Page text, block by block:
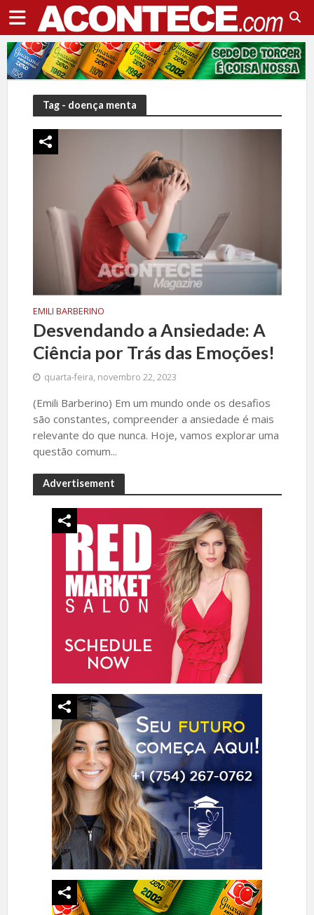
Tag - doença menta
EMILI BARBERINO
Desvendando a Ansiedade: A
Ciência por Trás das Emoções!
quarta-feira, novembro 22, 2023
(Emili Barberino) Em um mundo onde os desafios
são constantes, compreender a ansiedade é mais
relevante do que nunca. Hoje, vamos explorar uma
questão comum...
Advertisement